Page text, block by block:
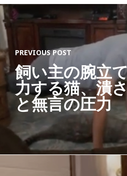
PREVIOUS POST
飼い主の腕立
力する猫、潰
と無言の圧力